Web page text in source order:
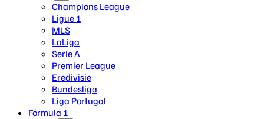
Champions League
Ligue 1
MLS
LaLiga
Serie A
Premier League
Eredivisie
Bundesliga
Liga Portugal
Fórmula 1